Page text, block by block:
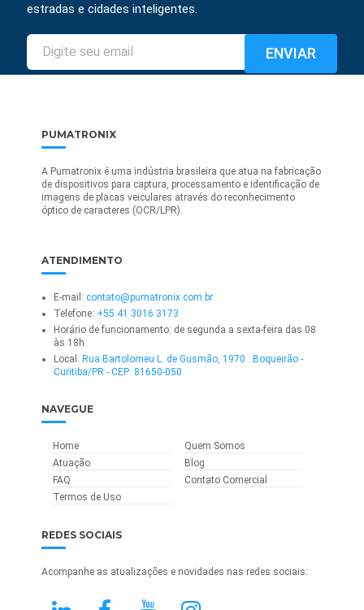
estradas e cidades inteligentes.
PUMATRONIX
A Pumatronix é uma indústria brasileira que atua na fabricação
de dispositivos para captura, processamento e identificação de
imagens de placas veiculares através do reconhecimento
óptico de caracteres (OCR/LPR).
ATENDIMENTO
E-mail: contato@pumatronix.com.br
Telefone: +55 41 3016 3173
Horário de funcionamento: de segunda a sexta-feira das 08
às 18h
Local: Rua Bartolomeu L. de Gusmão, 1970 . Boqueirão -
Curitiba/PR - CEP: 81650-050
NAVEGUE
Home
Quem Somos
Atuação
Blog
FAQ
Contato Comercial
Termos de Uso
REDES SOCIAIS
Acompanhe as atualizações e novidades nas redes sociais: